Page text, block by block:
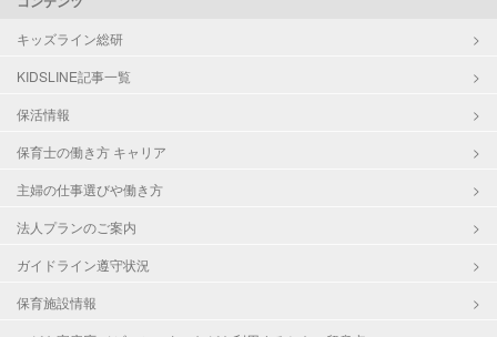
キッズライン総研
KIDSLINE記事一覧
保活情報
保育士の働き方 キャリア
主婦の仕事選びや働き方
法人プランのご案内
ガイドライン遵守状況
保育施設情報